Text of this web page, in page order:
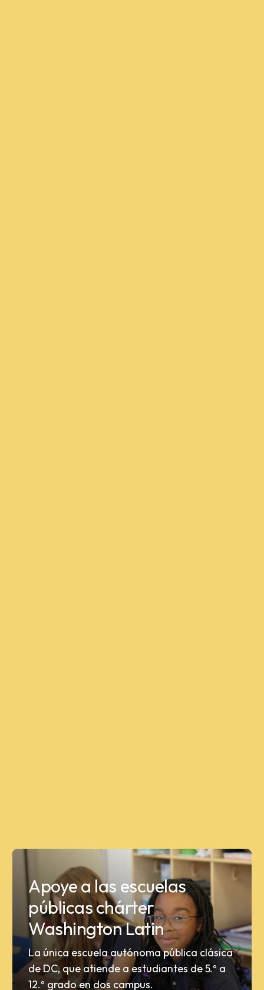
Apoye a las escuelas
públicas chárter
Washington Latin
La única escuela autónoma pública clásica
de DC, que atiende a estudiantes de 5.º a
12.º grado en dos campus.